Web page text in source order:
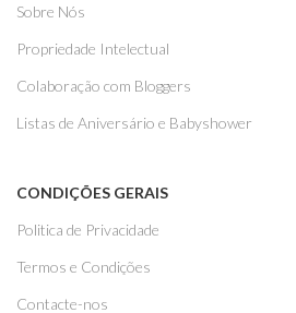
Sobre Nós
Propriedade Intelectual
Colaboração com Bloggers
Listas de Aniversário e Babyshower
CONDIÇÕES GERAIS
Politica de Privacidade
Termos e Condições
Contacte-nos